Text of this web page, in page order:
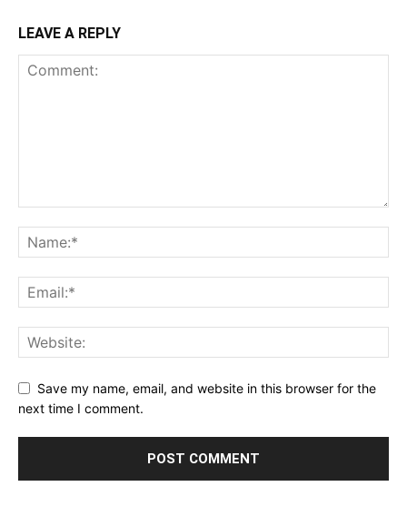
LEAVE A REPLY
Save my name, email, and website in this browser for the
next time I comment.